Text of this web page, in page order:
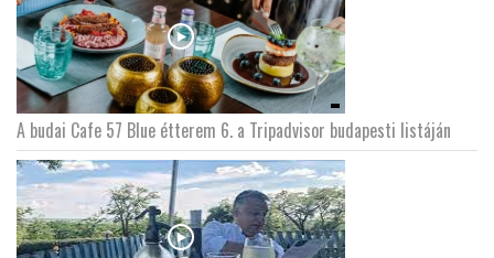
A budai Cafe 57 Blue étterem 6. a Tripadvisor budapesti listáján